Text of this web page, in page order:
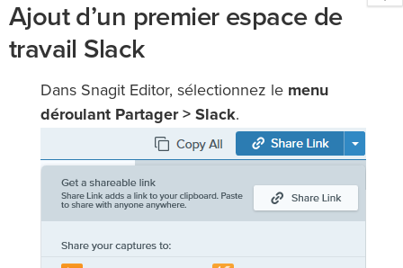
Ajout d’un premier espace de
travail Slack
Dans Snagit Editor, sélectionnez le menu
déroulant Partager > Slack.